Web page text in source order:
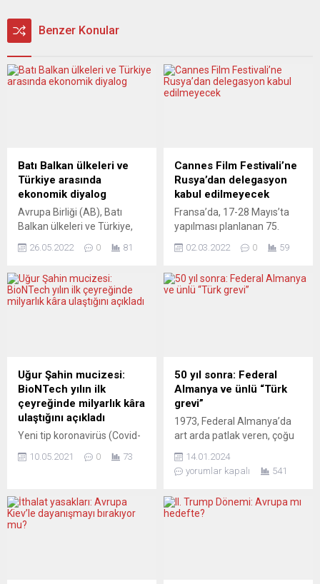
Benzer Konular
Batı Balkan ülkeleri ve
Türkiye arasında
ekonomik diyalog
Avrupa Birliği (AB), Batı
Balkan ülkeleri ve Türkiye,
Ukrayna savaşında
önemini vurguladı. AB
ülkeleri, AB Komisyonu,
ve Türkiye’den yetkililer
arasında gerçekleştirilen
yıllık “Ekonomik ve Mali
Diyalog” toplantısının
ardından ortak sonuç
bildirgesi yayımlandı. Covid-
19...
26.05.2022 0 81
Cannes Film Festivali’ne
Rusya’dan delegasyon
kabul edilmeyecek
Fransa’da, 17-28 Mayıs’ta
yapılması planlanan 75.
Rusya-Ukrayna savaşı
resmi delegasyonun kabul
edilmeyeceği bildirildi.
yazılı açıklamada, Ukrayna
halkını desteklediklerini ve
Rusya’yı kınadıklarını belirtti.
Açıklamada, savaşın
Ukrayna halkını memnun
edecek şartlarda bitmemesi
halinde Rusya’dan resmi...
02.03.2022 0 59
Uğur Şahin mucizesi:
BioNTech yılın ilk
çeyreğinde milyarlık kâra
ulaştığını açıkladı
Yeni tip koronavirüs (Covid-
biyoteknoloji firması
ardından gelirlerindeki sert
yükselişle 1 milyar 128
10.05.2021 0 73
50 yıl sonra: Federal
Almanya ve ünlü “Türk
grevi”
1973, Federal Almanya’da
art arda patlak veren, çoğu
grevlerin yılıydı. Ancak o yılı,
“Türk işçilerinin” Köln Ford
grevi damgalamıştı. Bu
14.01.2024
yorumlar kapalı
541